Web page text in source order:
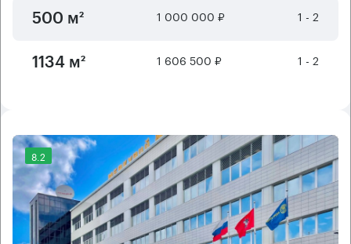
500 м² 1 000 000 ₽ 1 - 2
1134 м² 1 606 500 ₽ 1 - 2
8.2